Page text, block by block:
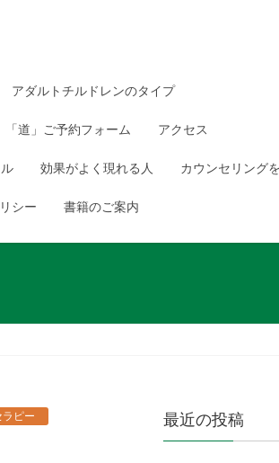
アダルトチルドレンのタイプ
「道」ご予約フォーム アクセス
効果がよく現れる人 カウンセリング
シー 書籍のご案内
ラピー 最近の投稿